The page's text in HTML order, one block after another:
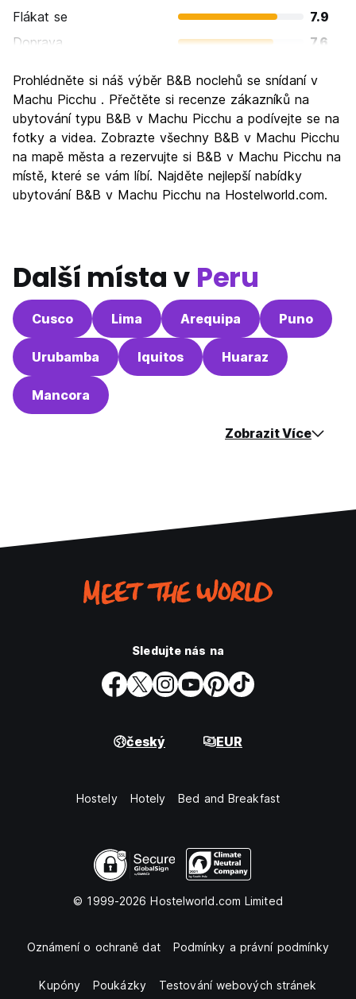
Flákat se
7.9
Doprava
7.6
Kultura
Noční život
6.5
Hodnota za peníze
7.0
Prohlédněte si náš výběr B&B noclehů se snídaní v
Machu Picchu . Přečtěte si recenze zákazníků na
ubytování typu B&B v Machu Picchu a podívejte se na
fotky a videa. Zobrazte všechny B&B v Machu Picchu
na mapě města a rezervujte si B&B v Machu Picchu na
místě, které se vám líbí. Najděte nejlepší nabídky
ubytování B&B v Machu Picchu na Hostelworld.com.
Další místa v Peru
Cusco Lima Arequipa Puno
Urubamba Iquitos Huaraz
Mancora
Zobrazit Více
Sledujte nás na
český EUR
Hostely Hotely Bed and Breakfast
© 1999-2026 Hostelworld.com Limited
Oznámení o ochraně dat Podmínky a právní podmínky
Kupóny Poukázky Testování webových stránek